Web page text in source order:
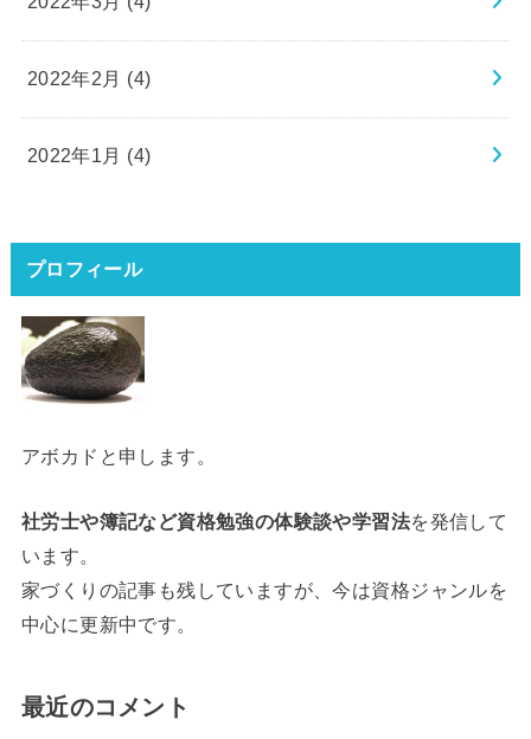
2022年2月 (4)
2022年1月 (4)
プロフィール
アボカドと申します。
社労士や簿記など資格勉強の体験談や学習法を発信して
います。
家づくりの記事も残していますが、今は資格ジャンルを
中心に更新中です。
最近のコメント